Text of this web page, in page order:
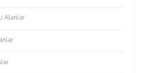
Alanlar